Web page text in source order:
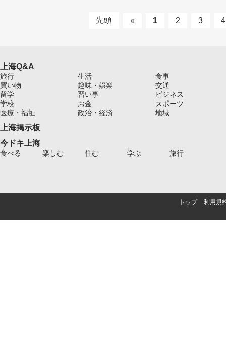
先頭 « 1 2 3 4
上海Q&A
旅行 生活
食事
買い物
趣味・娯楽
交通
留学
習い事
ビジネス
学校
お金
スポーツ
医療・福祉
政治・経済 地域
上海掲示板
今ドキ上海
食べる 楽しむ 住む 学ぶ 旅行
トップ 利用規